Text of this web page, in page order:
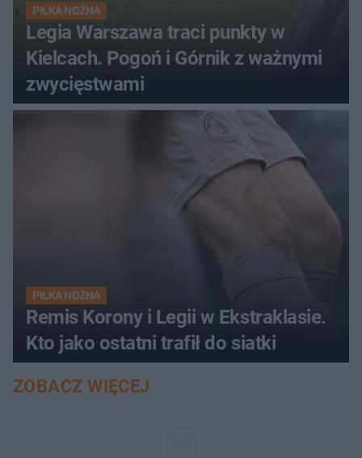
PIŁKA NOŻNA
Legia Warszawa traci punkty w
Kielcach. Pogoń i Górnik z ważnymi
zwycięstwami
PIŁKA NOŻNA
Remis Korony i Legii w Ekstraklasie.
Kto jako ostatni trafił do siatki
ZOBACZ WIĘCEJ